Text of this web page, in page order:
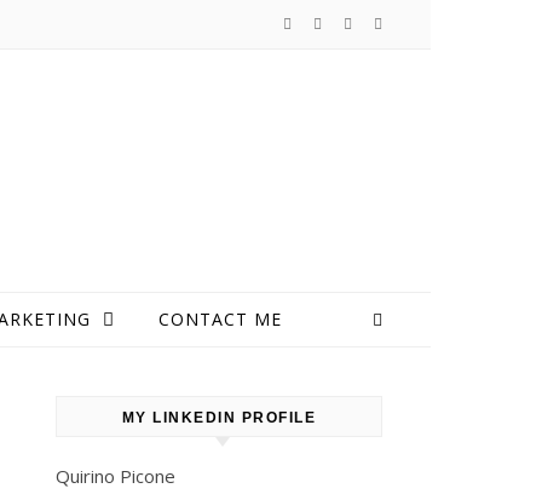
CONTACT ME
MY LINKEDIN PROFILE
Quirino Picone